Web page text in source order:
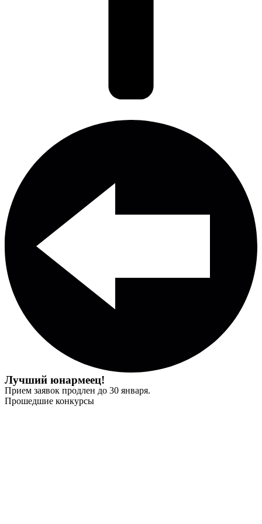
Лучший юнармеец!
Прием заявок продлен до 30 января.
Прошедшие конкурсы